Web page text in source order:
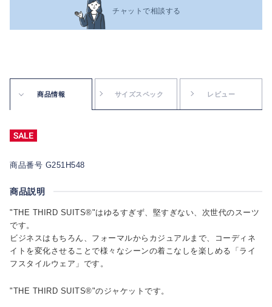
チャットで相談する
商品情報 サイズスペック レビュー
商品番号 G251H548
商品説明
"THE THIRD SUITS®"はゆるすぎず、堅すぎない、次世代のスーツ
です。
ビジネスはもちろん、フォーマルからカジュアルまで、コーディネ
イトを変化させることで様々なシーンの着こなしを楽しめる「ライ
フスタイルウェア」です。
"THE THIRD SUITS®"のジャケットです。